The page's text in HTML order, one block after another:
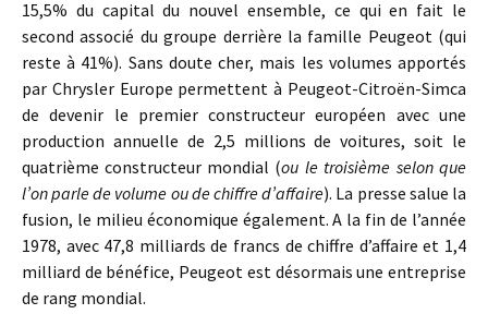
15,5% du capital du nouvel ensemble, ce qui en fait le
second associé du groupe derrière la famille Peugeot (qui
reste à 41%). Sans doute cher, mais les volumes apportés
par Chrysler Europe permettent à Peugeot-Citroën-Simca
de devenir le premier constructeur européen avec une
production annuelle de 2,5 millions de voitures, soit le
quatrième constructeur mondial (ou le troisième selon que
l’on parle de volume ou de chiffre d’affaire). La presse salue la
fusion, le milieu économique également. A la fin de l’année
1978, avec 47,8 milliards de francs de chiffre d’affaire et 1,4
milliard de bénéfice, Peugeot est désormais une entreprise
de rang mondial.